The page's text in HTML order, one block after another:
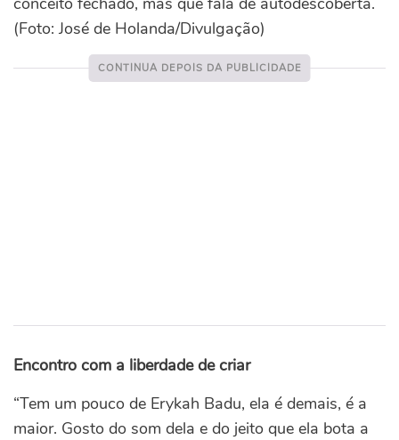
(Foto: José de Holanda/Divulgação)
Encontro com a liberdade de criar
“Tem um pouco de Erykah Badu, ela é demais, é a
maior. Gosto do som dela e do jeito que ela bota a